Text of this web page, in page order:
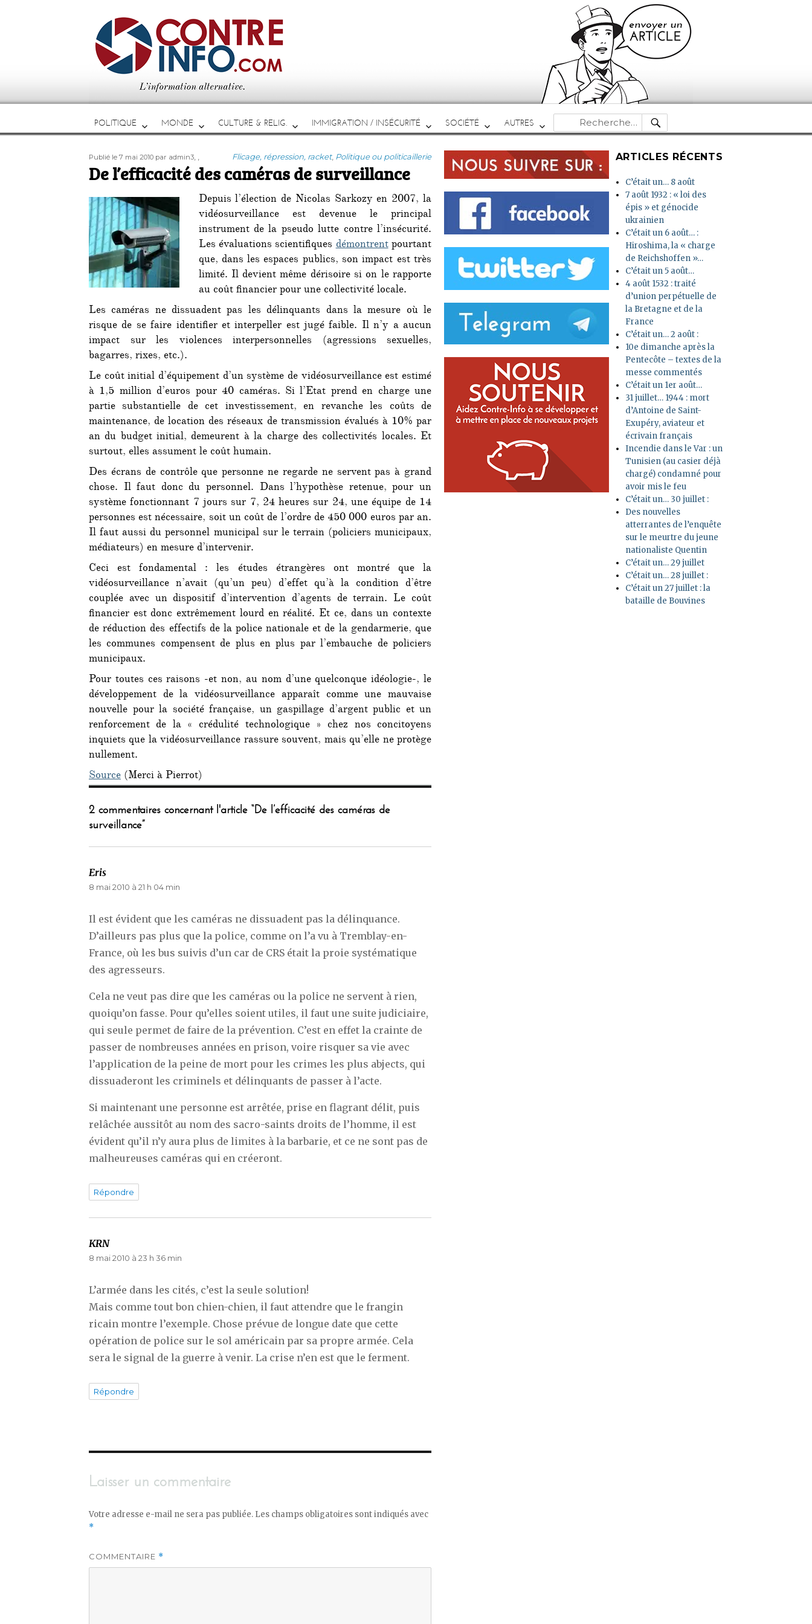
POLITIQUE MONDE CULTURE & RELIG. IMMIGRATION / INSÉCURITÉ SOCIÉTÉ AUTRES
Recherche
pour :
RECHERCHE
Publié
le
Publié le 7 mai 2010 Auteur
par admin3 Catégories
Flicage, répression, racket, Politique ou politicaillerie
Étiquettes
, ,
De l’efficacité des caméras de surveillance
Depuis l’élection de Nicolas Sarkozy en 2007, la
vidéosurveillance est devenue le principal
instrument de la pseudo lutte contre l’insécurité.
Les évaluations scientifiquesdémontrentpourtant
que, dans les espaces publics, son impact est très
limité. Il devient même dérisoire si on le rapporte
au coût financier pour une collectivité locale.
Les caméras ne dissuadent pas les délinquants dans la mesure où le
risque de se faire identifier et interpeller est jugé faible. Il n’y a aucun
impact sur les violences interpersonnelles (agressions sexuelles,
bagarres, rixes, etc.).
Le coût initial d’équipement d’un système de vidéosurveillance est estimé
à 1,5 million d’euros pour 40 caméras. Si l’Etat prend en charge une
partie substantielle de cet investissement, en revanche les coûts de
maintenance, de location des réseaux de transmission évalués à 10% par
an du budget initial, demeurent à la charge des collectivités locales. Et
surtout, elles assument le coût humain.
Des écrans de contrôle que personne ne regarde ne servent pas à grand
chose. Il faut donc du personnel. Dans l’hypothèse retenue, pour un
système fonctionnant 7 jours sur 7, 24 heures sur 24, une équipe de 14
personnes est nécessaire, soit un coût de l’ordre de 450 000 euros par an.
Il faut aussi du personnel municipal sur le terrain (policiers municipaux,
médiateurs) en mesure d’intervenir.
Ceci est fondamental : les études étrangères ont montré que la
vidéosurveillance n’avait (qu’un peu) d’effet qu’à la condition d’être
couplée avec un dispositif d’intervention d’agents de terrain. Le coût
financier est donc extrêmement lourd en réalité. Et ce, dans un contexte
de réduction des effectifs de la police nationale et de la gendarmerie, que
les communes compensent de plus en plus par l’embauche de policiers
municipaux.
Pour toutes ces raisons -et non, au nom d’une quelconque idéologie-, le
développement de la vidéosurveillance apparaît comme une mauvaise
nouvelle pour la société française, un gaspillage d’argent public et un
renforcement de la « crédulité technologique » chez nos concitoyens
inquiets que la vidéosurveillance rassure souvent, mais qu’elle ne protège
nullement.
Source (Merci à Pierrot)
2 commentaires concernant l'article “De l’efficacité des caméras de
surveillance”
Eris
8 mai 2010 à 21 h 04 min
Il est évident que les caméras ne dissuadent pas la délinquance.
D’ailleurs pas plus que la police, comme on l’a vu à Tremblay-en-
France, où les bus suivis d’un car de CRS était la proie systématique
des agresseurs.
Cela ne veut pas dire que les caméras ou la police ne servent à rien,
quoiqu’on fasse. Pour qu’elles soient utiles, il faut une suite judiciaire,
qui seule permet de faire de la prévention. C’est en effet la crainte de
passer de nombreuses années en prison, voire risquer sa vie avec
l’application de la peine de mort pour les crimes les plus abjects, qui
dissuaderont les criminels et délinquants de passer à l’acte.
Si maintenant une personne est arrêtée, prise en flagrant délit, puis
relâchée aussitôt au nom des sacro-saints droits de l’homme, il est
évident qu’il n’y aura plus de limites à la barbarie, et ce ne sont pas de
malheureuses caméras qui en créeront.
Répondre
KRNdit :
8 mai 2010 à 23 h 36 min
L’armée dans les cités, c’est la seule solution!
Mais comme tout bon chien-chien, il faut attendre que le frangin
ricain montre l’exemple. Chose prévue de longue date que cette
opération de police sur le sol américain par sa propre armée. Cela
sera le signal de la guerre à venir. La crise n’en est que le ferment.
Répondre
Laisser un commentaire
Votre adresse e-mail ne sera pas publiée. Les champs obligatoires sont indiqués avec
*
COMMENTAIRE *
ARTICLES RÉCENTS
C’était un… 8 août
7 août 1932 : « loi des
épis » et génocide
ukrainien
C’était un 6 août… :
Hiroshima, la « charge
de Reichshoffen »…
C’était un 5 août…
4 août 1532 : traité
d’union perpétuelle de
la Bretagne et de la
France
C’était un… 2 août :
10e dimanche après la
Pentecôte – textes de la
messe commentés
C’était un 1er août…
31 juillet… 1944 : mort
d’Antoine de Saint-
Exupéry, aviateur et
écrivain français
Incendie dans le Var : un
Tunisien (au casier déjà
chargé) condamné pour
avoir mis le feu
C’était un… 30 juillet :
Des nouvelles
atterrantes de l’enquête
sur le meurtre du jeune
nationaliste Quentin
C’était un… 29 juillet
C’était un… 28 juillet :
C’était un 27 juillet : la
bataille de Bouvines